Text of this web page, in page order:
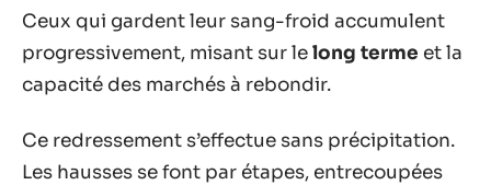
Ceux qui gardent leur sang-froid accumulent
progressivement, misant sur lelong terme et la
capacité des marchés à rebondir.
Ce redressement s’effectue sans précipitation.
Les hausses se font par étapes, entrecoupées